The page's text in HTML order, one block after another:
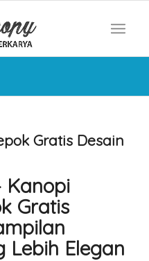
Gratis Desain
Kanopi
Gratis
Lebih Elegan